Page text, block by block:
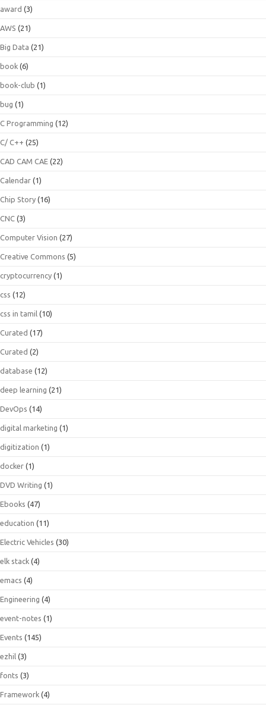
award (3)
AWS (21)
Big Data (21)
book (6)
book-club (1)
bug (1)
C Programming (12)
C/ C++ (25)
CAD CAM CAE (22)
Calendar (1)
Chip Story (16)
CNC (3)
Computer Vision (27)
Creative Commons (5)
cryptocurrency (1)
css (12)
css in tamil (10)
Curated (17)
Curated (2)
database (12)
deep learning (21)
DevOps (14)
digital marketing (1)
digitization (1)
docker (1)
DVD Writing (1)
Ebooks (47)
education (11)
Electric Vehicles (30)
elk stack (4)
emacs (4)
Engineering (4)
event-notes (1)
Events (145)
ezhil (3)
fonts (3)
Framework (4)